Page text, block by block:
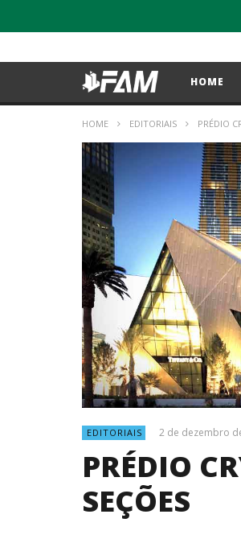
HOME
HOME EDITORIAIS PRÉDIO
EDITORIAIS 2 de dezembro
PRÉDIO
SEÇÕES